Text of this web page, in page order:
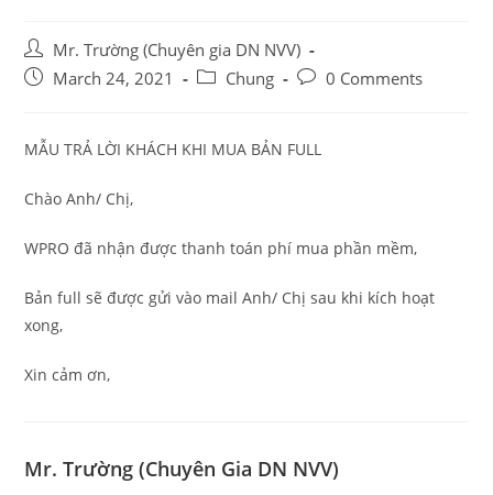
Post
author:
Mr. Trường (Chuyên gia DN NVV)
PostMarch 24, 2021
PostChung
Post0 Comments
MẪU TRẢ LỜI KHÁCH KHI MUA BẢN FULL
Chào Anh/ Chị,
WPRO đã nhận được thanh toán phí mua phần mềm,
Bản full sẽ được gửi vào mail Anh/ Chị sau khi kích hoạt
xong,
Xin cảm ơn,
Mr. Trường (Chuyên Gia DN NVV)